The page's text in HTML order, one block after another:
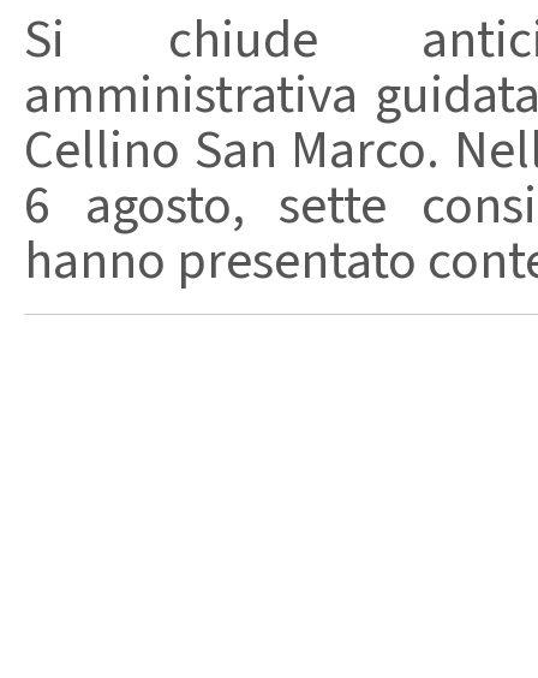
Si chiude
amministrativa
Cellino San Marco.
6 agosto, sette
hanno presentato